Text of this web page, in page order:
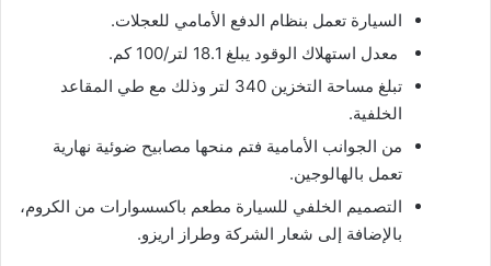
السيارة تعمل بنظام الدفع الأمامي للعجلات.
معدل استهلاك الوقود يبلغ 18.1 لتر/100 كم.
تبلغ مساحة التخزين 340 لتر وذلك مع طي المقاعد
الخلفية.
من الجوانب الأمامية فتم منحها مصابيح ضوئية نهارية
تعمل بالهالوجين.
التصميم الخلفي للسيارة مطعم باكسسوارات من الكروم،
بالإضافة إلى شعار الشركة وطراز اريزو.